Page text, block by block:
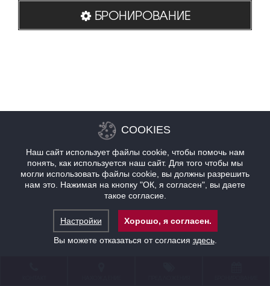
БРОНИРОВАНИЕ
COOKIES
Наш сайт использует файлы cookie, чтобы помочь нам
понять, как используется наш сайт. Для того чтобы мы
могли использовать файлы cookie, вы должны разрешить
нам это. Нажимая на кнопку "ОК, я согласен", вы даете
такое согласие.
Настройки
Хорошо, я согласен.
Вы можете отказаться от согласия здесь.